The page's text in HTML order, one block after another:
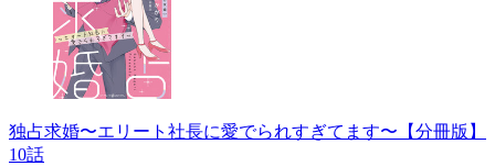
独占求婚〜エリート社長に愛でられすぎてます〜【分冊版】
10話